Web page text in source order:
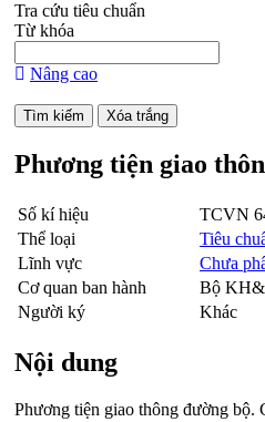
Tra cứu tiêu chuẩn
Từ khóa
Nâng cao
Phương tiện giao
Số kí hiệu
TCVN
Thể loại
Tiêu
Lĩnh vực
Chưa
Cơ quan ban hành
Bộ
Người ký
Khác
Nội dung
Phương tiện giao thông đường bộ.